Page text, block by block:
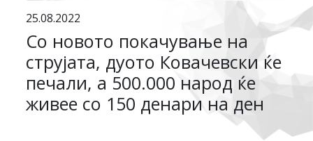
25.08.2022
Со новото покачување на
струјата, дуото Ковачевски ќе
печали, а 500.000 народ ќе
живее со 150 денари на ден